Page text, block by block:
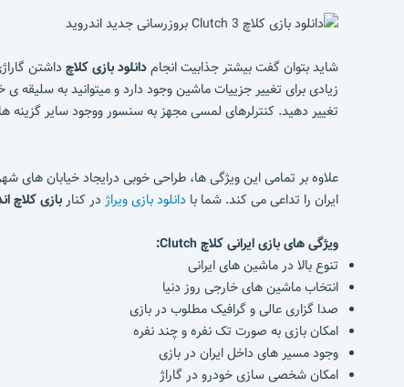
شاید بتوان گفت بیشتر جذابیت انجامدانلود بازی کلاچ
زیادی برای تغییر جزییات ماشین وجود دارد و میتوانید به
تغییر دهید. کنترلرهای لمسی مجهز به سنسور ووجود سایر گزینه
علاوه بر تمامی این ویژگی ها، طراحی خوبی درایجاد خیابان
ایران را تداعی می کند. شما با دانلود بازی ویراژ در کنار بازی کلاچ
ویژگی های بازی ایرانی کلاچ Clutch:
تنوع بالا در ماشین های ایرانی
انتخاب ماشین های خارجی روز دنیا
صدا گزاری عالی و گرافیک مطلوب در بازی
امکان بازی به صورت تک نفره و چند نفره
وجود مسیر های داخل ایران در بازی
امکان شخصی سازی خودرو در گاراژ